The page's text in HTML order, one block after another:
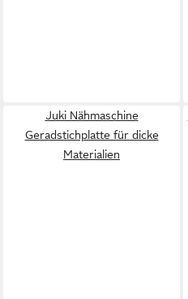
Juki Nähmaschine
Geradstichplatte für dicke
Materialien